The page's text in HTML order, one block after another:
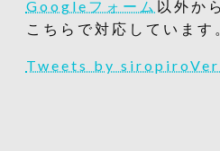
Googleフォーム 以外か
こちらで対応しています
Tweets by